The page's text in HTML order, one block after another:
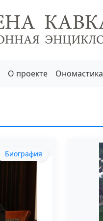
О проекте Ономастика
Биография